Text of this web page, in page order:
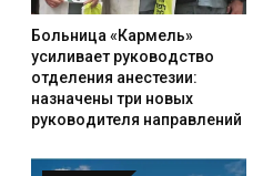
Больница «Кармель»
усиливает руководство
отделения анестезии:
назначены три новых
руководителя направлений